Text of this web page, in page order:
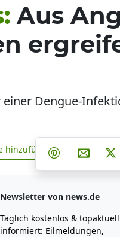
Aus
Dengue-
zu Google hinzufügen
hinzufügen Teilen
Teilen auf
Per E-
Newsletter von news.de
Täglich kostenlos & topaktuell
informiert: Eilmeldungen,